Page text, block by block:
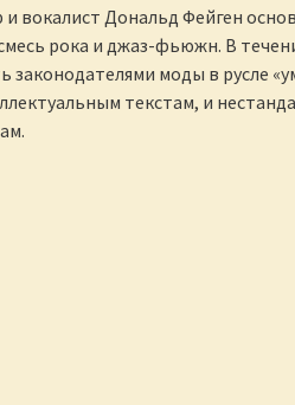
и вокалист Дональд Фейген
рока и джаз-фьюжн. В
законодателями моды в русле
текстам, и